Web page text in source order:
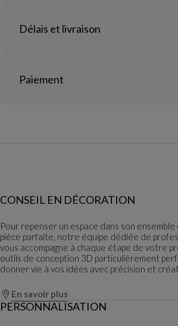
Délais et livraison
Paiement
CONSEIL EN DÉCORATION
Pour repenser un espace dans son
pièce parfaite, notre équipe dédiée de
vous accompagne à chaque étape de votre
outils de conception 3D particulièrement
donner vie à vos idées avec précision et
En savoir plus
PERSONNALISATION